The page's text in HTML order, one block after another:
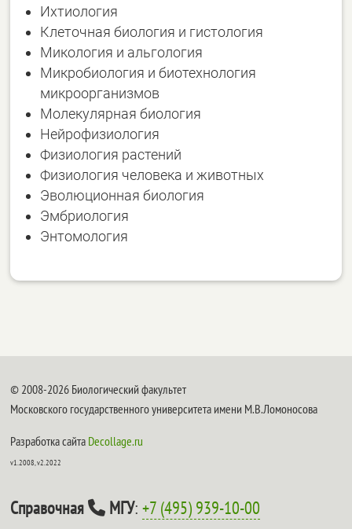
Ихтиология
Клеточная биология и гистология
Микология и альгология
Микробиология и биотехнология
микроорганизмов
Молекулярная биология
Нейрофизиология
Физиология растений
Физиология человека и животных
Эволюционная биология
Эмбриология
Энтомология
© 2008-2026 Биологический факультет
Московского государственного университета имени М.В.Ломоносова
Разработка сайта Decollage.ru
v1.2008, v2.2022
Справочная МГУ:+7 (495) 939-10-00